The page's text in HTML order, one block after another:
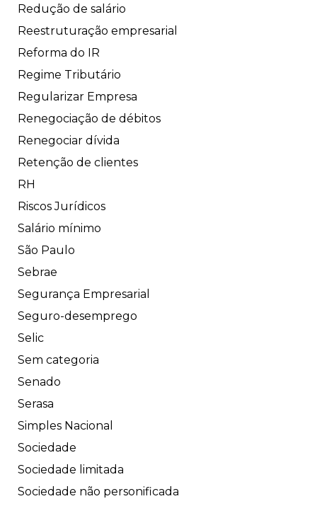
Redução de salário
Reestruturação empresarial
Reforma do IR
Regime Tributário
Regularizar Empresa
Renegociação de débitos
Renegociar dívida
Retenção de clientes
RH
Riscos Jurídicos
Salário mínimo
São Paulo
Sebrae
Segurança Empresarial
Seguro-desemprego
Selic
Sem categoria
Senado
Serasa
Simples Nacional
Sociedade
Sociedade limitada
Sociedade não personificada